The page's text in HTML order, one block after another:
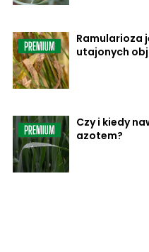
Ramularioza
utajonych
Czy i kiedy
azotem?